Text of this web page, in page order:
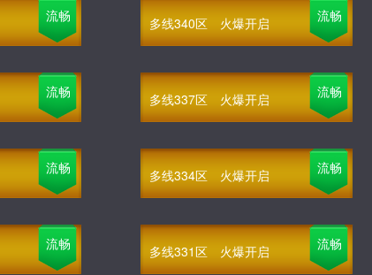
流畅 多线340区 火爆开启 流畅
流畅 多线337区 火爆开启 流畅
流畅 多线334区 火爆开启 流畅
流畅 多线331区 火爆开启 流畅